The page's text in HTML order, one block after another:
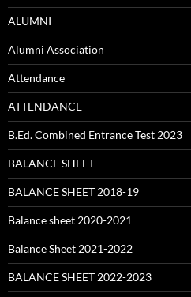
ALUMNI
Alumni Association
Attendance
ATTENDANCE
B.Ed. Combined Entrance Test 2023
BALANCE SHEET
BALANCE SHEET 2018-19
Balance sheet 2020-2021
Balance Sheet 2021-2022
BALANCE SHEET 2022-2023